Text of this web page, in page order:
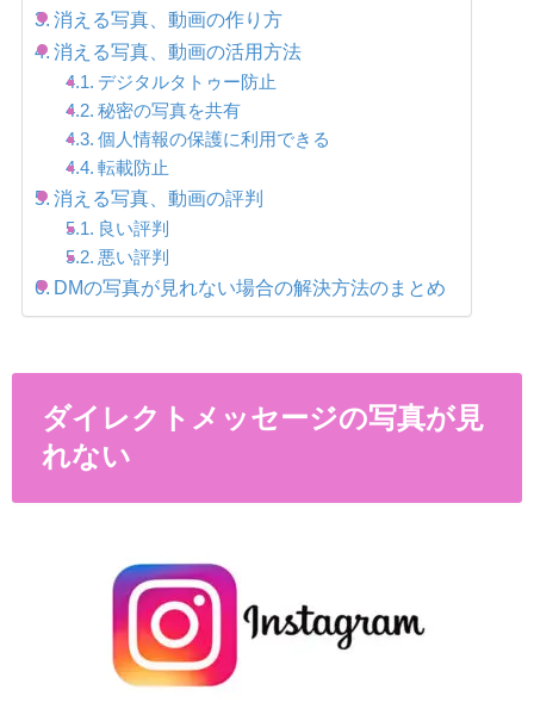
消える写真、動画の作り方
消える写真、動画の活用方法
デジタルタトゥー防止
秘密の写真を共有
個人情報の保護に利用できる
転載防止
消える写真、動画の評判
良い評判
悪い評判
DMの写真が見れない場合の解決方法のまとめ
ダイレクトメッセージの写真が見
れない